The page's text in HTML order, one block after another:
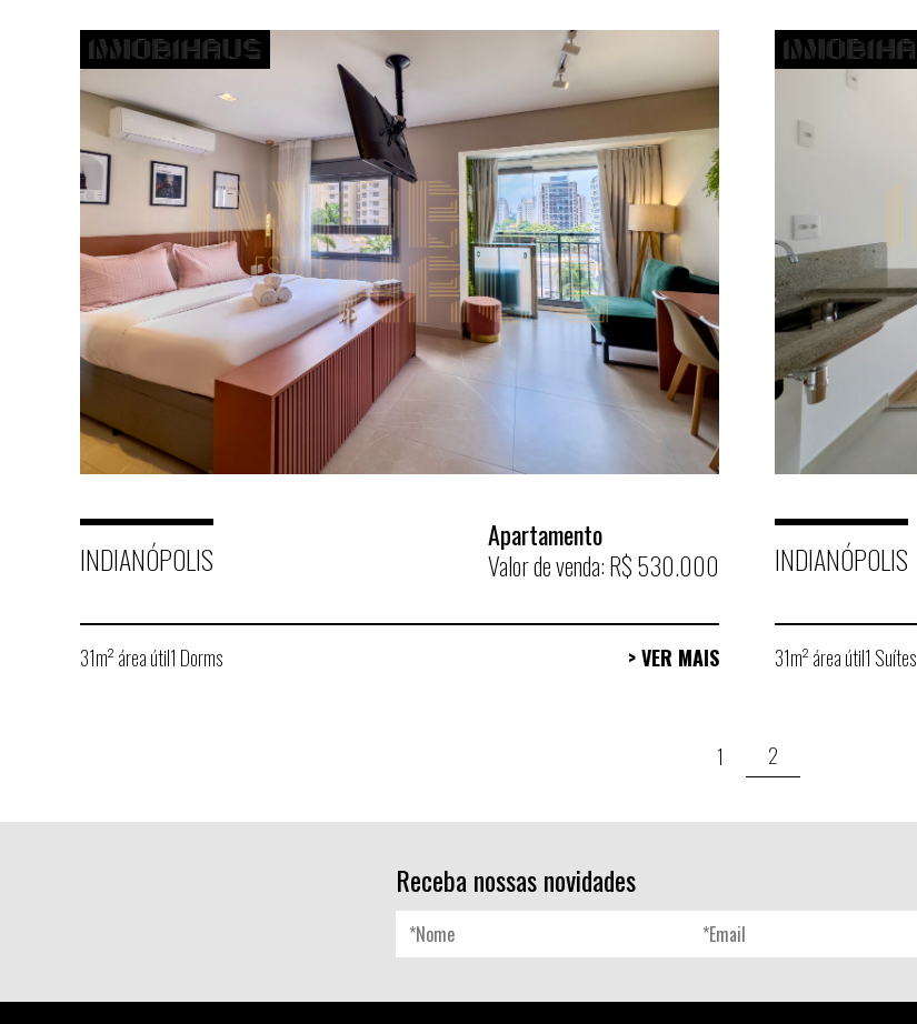
INDIANÓPOLIS
Apartamento
Valor de venda: R$ 530.000
31m² área útil1 Dorms > VER MAIS
INDIANÓPOLIS
31m² área útil1 Suítes
1 2
Receba nossas novidades